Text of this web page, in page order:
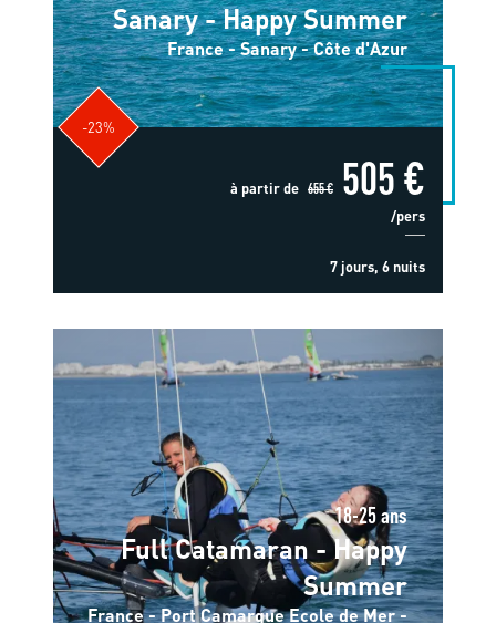
Sanary - Happy Summer
France - Sanary - Côte d'Azur
-23%
à partir de 655 € 505 €
/pers
7 jours, 6 nuits
18-25 ans
Full Catamaran - Happy
Summer
France - Port Camargue Ecole de Mer -